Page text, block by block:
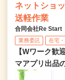
ネットショ
送軽作業
合同会社Re Start
業務委託 在宅
【Wワーク歓
マアプリ出品